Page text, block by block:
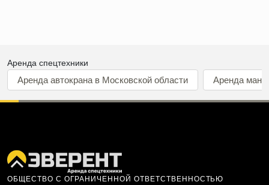
Аренда спецтехники
Аренда автокрана в Московской области Аренда
ОБЩЕСТВО С ОГРАНИЧЕННОЙ ОТВЕТСТВЕННОСТЬЮ